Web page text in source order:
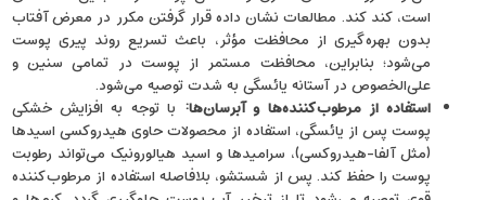
است، کند کند. مطالعات نشان داده قرار گرفتن مکرر در معرض آفتاب
بدون بهره‌گیری از محافظت مؤثر، باعث تسریع روند پیری پوست
می‌شود؛ بنابراین، محافظت مستمر از پوست در تمامی سنین و
علی‌الخصوص در آستانه یائسگی به شدت توصیه می‌شود.
استفاده از مرطوب‌کننده‌ها و آبرسان‌ها: با توجه به افزایش خشکی
پوست پس از یائسگی، استفاده از محصولات حاوی هیدروکسی‌ اسیدها
(مثل آلفا-هیدروکسی)، سرامیدها و اسید هیالورونیک می‌تواند رطوبت
پوست را حفظ کند. پس از شستشو، بلافاصله استفاده از مرطوب‌کننده